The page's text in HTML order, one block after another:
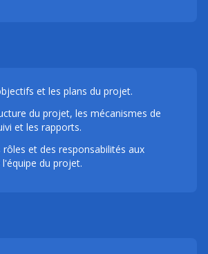
et les plans du projet.
du projet, les mécanismes de
et les rapports.
et des responsabilités aux
du projet.